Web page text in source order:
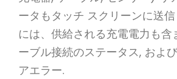
ータもタッチ スクリーンに送
には、供給される充電電力も含
ーブル接続のステータス, およ
アエラー.